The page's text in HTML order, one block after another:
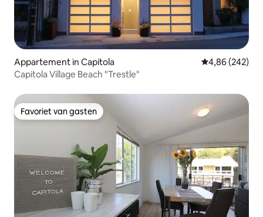
Appartement in Capitola Gemiddelde
4,86 (242)
Capitola Village Beach "Trestle"
Favoriet van gasten
Favoriet van gasten